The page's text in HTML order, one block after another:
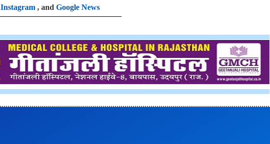
Instagram , and Google News